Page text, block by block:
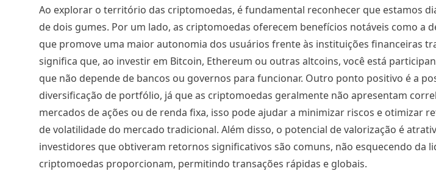
Ao explorar o território das criptomoedas, é fundamental reconhecer que estamos
de dois gumes. Por um lado, as criptomoedas oferecem benefícios notáveis como a
que promove uma maior autonomia dos usuários frente às instituições financeiras
significa que, ao investir em Bitcoin, Ethereum ou outras altcoins, você está
que não depende de bancos ou governos para funcionar. Outro ponto positivo é a
diversificação de portfólio, já que as criptomoedas geralmente não apresentam
mercados de ações ou de renda fixa, isso pode ajudar a minimizar riscos e otimizar
de volatilidade do mercado tradicional. Além disso, o potencial de valorização é
investidores que obtiveram retornos significativos são comuns, não esquecendo da
criptomoedas proporcionam, permitindo transações rápidas e globais.